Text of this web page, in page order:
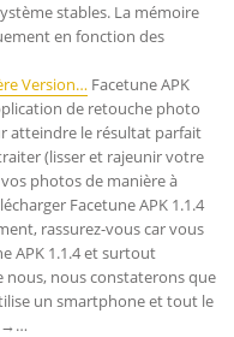
stables. La mémoire
en fonction des
Version… Facetune APK
de retouche photo
atteindre le résultat parfait
(lisser et rajeunir votre
photos de manière à
Facetune APK 1.1.4
rassurez-vous car vous
APK 1.1.4 et surtout
nous constaterons que
un smartphone et tout le
→…